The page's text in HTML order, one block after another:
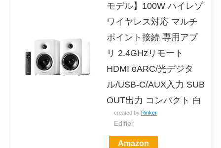
モデル】100W ハイレゾ
ワイヤレス対応 マルチ
ポイント接続 専用アプ
リ 2.4GHzリモート
HDMI eARC/光デジタ
ル/USB-C/AUX入力 SUB
OUT出力 コンパクト 白
created by Rinker
Edifier
Amazon